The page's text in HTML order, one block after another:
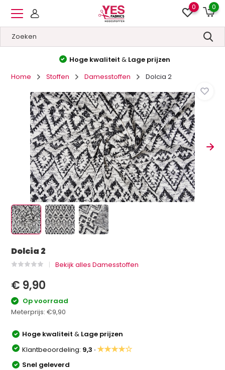
0 0
Hoge kwaliteit&Lage prijzen
Home
Stoffen Damesstoffen Dolcia 2
Dolcia 2
Bekijk alles Damesstoffen
€ 9,90
Op voorraad
Meterprijs:€9,90
Hoge kwaliteit& Lage prijzen
Klantbeoordeling: 9,3 ·★★★★☆
Snel geleverd